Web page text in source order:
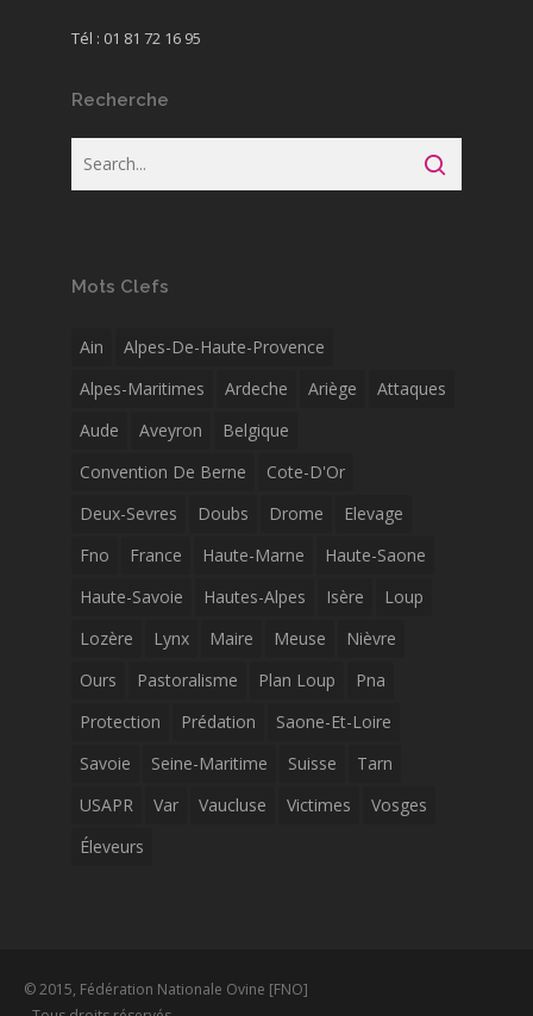
Tél : 01 81 72 16 95
Recherche
Mots Clefs
Ain
Alpes-De-Haute-Provence
Alpes-Maritimes
Ardeche Ariège
Attaques
Aude
Aveyron
Belgique
Convention De Berne
Cote-D'Or
Deux-Sevres
Doubs Drome
Elevage
Fno
France Haute-Marne
Haute-Saone
Haute-Savoie
Hautes-Alpes Isère
Loup
Lozère
Lynx Maire Meuse
Nièvre
Ours
Pastoralisme Plan Loup
Pna
Protection
Prédation
Saone-Et-Loire
Savoie
Seine-Maritime Suisse
Tarn
USAPR
Var Vaucluse Victimes
Vosges
Éleveurs
© 2015, Fédération Nationale Ovine [FNO]